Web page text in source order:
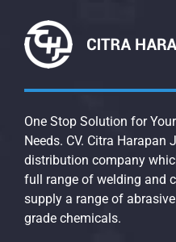
One Stop Solution for
Needs. CV. Citra
distribution company
full range of welding and
supply a range of
grade chemicals.